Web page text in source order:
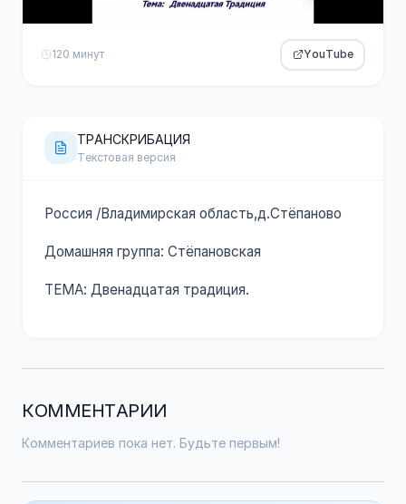
120 минут YouTube
ТРАНСКРИБАЦИЯ
Текстовая версия
Россия /Владимирская область,д.Стёпаново
Домашняя группа: Стёпановская
ТЕМА: Двенадцатая традиция.
КОММЕНТАРИИ
Комментариев пока нет. Будьте первым!